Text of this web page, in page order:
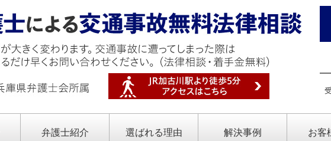
弁護士紹介 選ばれる理由 解決事例 お客